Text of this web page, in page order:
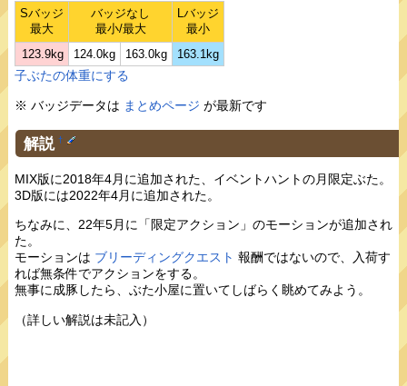
Sバッジ
最大
バッジなし
最小/最大
Lバッジ
最小
123.9kg
124.0kg 163.0kg 163.1kg
子ぶたの体重にする
※ バッジデータは まとめページ が最新です
解説 †
MIX版に2018年4月に追加された、イベントハントの月限定ぶた。
3D版には2022年4月に追加された。
ちなみに、22年5月に「限定アクション」のモーションが追加され
た。
モーションは ブリーディングクエスト 報酬ではないので、入荷す
れば無条件でアクションをする。
無事に成豚したら、ぶた小屋に置いてしばらく眺めてみよう。
（詳しい解説は未記入）